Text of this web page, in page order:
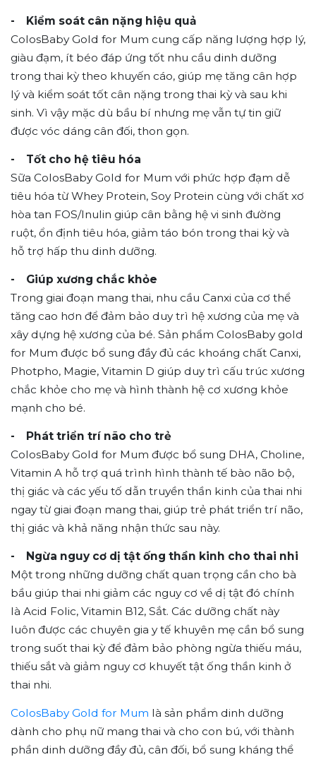
- Kiểm soát cân nặng hiệu quả
ColosBaby Gold for Mum cung cấp năng lượng hợp lý,
giàu đạm, ít béo đáp ứng tốt nhu cầu dinh dưỡng
trong thai kỳ theo khuyến cáo, giúp mẹ tăng cân hợp
lý và kiểm soát tốt cân nặng trong thai kỳ và sau khi
sinh. Vì vậy mặc dù bầu bí nhưng mẹ vẫn tự tin giữ
được vóc dáng cân đối, thon gọn.
- Tốt cho hệ tiêu hóa
Sữa ColosBaby Gold for Mum với phức hợp đạm dễ
tiêu hóa từ Whey Protein, Soy Protein cùng với chất xơ
hòa tan FOS/Inulin giúp cân bằng hệ vi sinh đường
ruột, ổn định tiêu hóa, giảm táo bón trong thai kỳ và
hỗ trợ hấp thu dinh dưỡng.
- Giúp xương chắc khỏe
Trong giai đoạn mang thai, nhu cầu Canxi của cơ thể
tăng cao hơn để đảm bảo duy trì hệ xương của mẹ và
xây dựng hệ xương của bé. Sản phẩm ColosBaby gold
for Mum được bổ sung đầy đủ các khoáng chất Canxi,
Photpho, Magie, Vitamin D giúp duy trì cấu trúc xương
chắc khỏe cho mẹ và hình thành hệ cơ xương khỏe
mạnh cho bé.
- Phát triển trí não cho trẻ
ColosBaby Gold for Mum được bổ sung DHA, Choline,
Vitamin A hỗ trợ quá trình hình thành tế bào não bộ,
thị giác và các yếu tố dẫn truyền thần kinh của thai nhi
ngay từ giai đoạn mang thai, giúp trẻ phát triển trí não,
thị giác và khả năng nhận thức sau này.
- Ngừa nguy cơ dị tật ống thần kinh cho thai nhi
Một trong những dưỡng chất quan trọng cần cho bà
bầu giúp thai nhi giảm các nguy cơ về dị tật đó chính
là Acid Folic, Vitamin B12, Sắt. Các dưỡng chất này
luôn được các chuyên gia y tế khuyên mẹ cần bổ sung
trong suốt thai kỳ để đảm bảo phòng ngừa thiếu máu,
thiếu sắt và giảm nguy cơ khuyết tật ống thần kinh ở
thai nhi.
ColosBaby Gold for Mum là sản phẩm dinh dưỡng
dành cho phụ nữ mang thai và cho con bú, với thành
phần dinh dưỡng đầy đủ, cân đối, bổ sung kháng thể